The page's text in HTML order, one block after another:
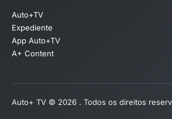
Auto+TV
Expediente
App Auto+TV
A+ Content
Auto+ TV © 2026 . Todos os direitos